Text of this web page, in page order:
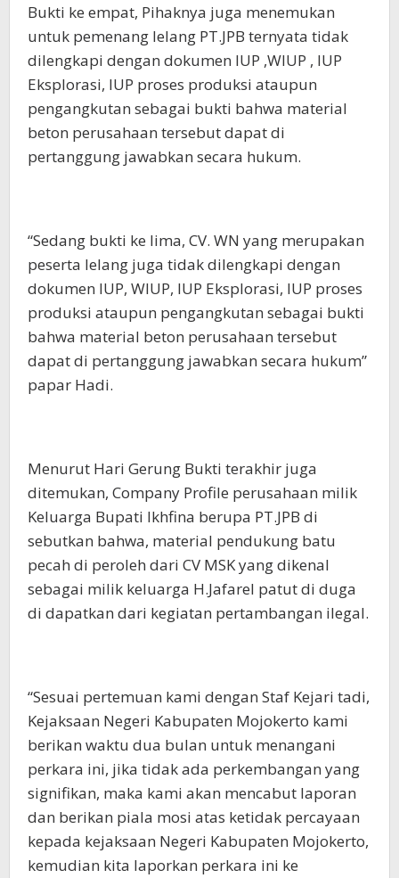
Bukti ke empat, Pihaknya juga menemukan
untuk pemenang lelang PT.JPB ternyata tidak
dilengkapi dengan dokumen IUP ,WIUP , IUP
Eksplorasi, IUP proses produksi ataupun
pengangkutan sebagai bukti bahwa material
beton perusahaan tersebut dapat di
pertanggung jawabkan secara hukum.
“Sedang bukti ke lima, CV. WN yang merupakan
peserta lelang juga tidak dilengkapi dengan
dokumen IUP, WIUP, IUP Eksplorasi, IUP proses
produksi ataupun pengangkutan sebagai bukti
bahwa material beton perusahaan tersebut
dapat di pertanggung jawabkan secara hukum”
papar Hadi.
Menurut Hari Gerung Bukti terakhir juga
ditemukan, Company Profile perusahaan milik
Keluarga Bupati Ikhfina berupa PT.JPB di
sebutkan bahwa, material pendukung batu
pecah di peroleh dari CV MSK yang dikenal
sebagai milik keluarga H.Jafarel patut di duga
di dapatkan dari kegiatan pertambangan ilegal.
“Sesuai pertemuan kami dengan Staf Kejari tadi,
Kejaksaan Negeri Kabupaten Mojokerto kami
berikan waktu dua bulan untuk menangani
perkara ini, jika tidak ada perkembangan yang
signifikan, maka kami akan mencabut laporan
dan berikan piala mosi atas ketidak percayaan
kepada kejaksaan Negeri Kabupaten Mojokerto,
kemudian kita laporkan perkara ini ke